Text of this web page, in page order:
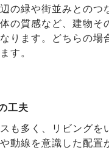
緑や街並みとのつ
の質感など、建物
ります。どちらの場
す。
工夫
も多く、リビング
線を意識した配置